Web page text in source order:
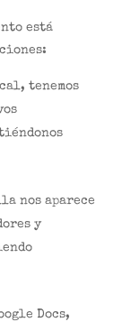
está
tenemos
nos aparece
y
Docs,